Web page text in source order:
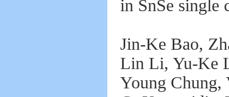
in SnSe single
Jin-Ke Bao,
Lin Li, Yu-Ke
Young Chung,